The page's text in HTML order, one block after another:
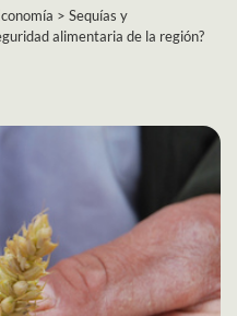
> Sequías y
alimentaria de la región?